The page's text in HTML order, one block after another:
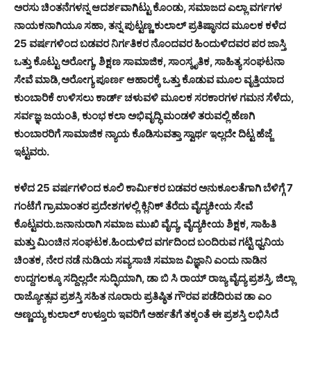
ಅರಸು ಚಿಂತನೆಗಳನ್ನ ಆದರ್ಶವಾಗಿಟ್ಟು ಕೊಂಡು, ಸಮಾಜದ ಎಲ್ಲಾ ವರ್ಗಗಳ
ನಾಯಕನಾಗಿಯೂ ಸಹಾ, ತನ್ನ ಪುಟ್ಟಣ್ಣ ಕುಲಾಲ್ ಪ್ರತಿಷ್ಠಾನದ ಮೂಲಕ ಕಳೆದ
25 ವರ್ಷಗಳಿಂದ ಬಡವರ ನಿರ್ಗತಿಕರ ನೊಂದವರ ಹಿಂದುಳಿದವರ ಪರ ಜಾಸ್ತಿ
ಒತ್ತು ಕೊಟ್ಟು ಅರೋಗ್ಯ, ಶಿಕ್ಷಣ ಸಾಮಾಜಿಕ, ಸಾಂಸ್ಕೃತಿಕ, ಸಾಹಿತ್ಯ ಸಂಘಟನಾ
ಸೇವೆ ಮಾಡಿ,ಅರೋಗ್ಯ ಪೂರ್ಣ ಆಹಾರಕ್ಕೆ ಒತ್ತು ಕೊಡುವ ಮೂಲ ವೃತ್ತಿಯಾದ
ಕುಂಬಾರಿಕೆ ಉಳಿಸಲು ಕಾರ್ಡ್ ಚಳುವಳಿ ಮೂಲಕ ಸರಕಾರಗಳ ಗಮನ ಸೆಳೆದು,
ಸರ್ವಜ್ಞ ಜಯಂತಿ, ಕುಂಭ ಕಲಾ ಅಭಿವೃದ್ಧಿ ಮಂಡಳಿ ತರುವಲ್ಲಿ ಹೆಣಗಿ
ಕುಂಬಾರರಿಗೆ ಸಾಮಾಜಿಕ ನ್ಯಾಯ ಕೊಡಿಸುವತ್ತಾ ಸ್ವಾರ್ಥ ಇಲ್ಲದೇ ದಿಟ್ಟ ಹೆಜ್ಜೆ
ಇಟ್ಟವರು.
ಕಳೆದ 25 ವರ್ಷಗಳಿಂದ ಕೂಲಿ ಕಾರ್ಮಿಕರ ಬಡವರ ಅನುಕೂಲತೆಗಾಗಿ ಬೆಳಿಗ್ಗೆ 7
ಗಂಟೆಗೆ ಗ್ರಾಮಾಂತರ ಪ್ರದೇಶಗಳಲ್ಲಿ ಕ್ಲಿನಿಕ್ ತೆರೆದು ವೈದ್ಯಕೀಯ ಸೇವೆ
ಕೊಟ್ಟವರು.ಜನಾನುರಾಗಿ ಸಮಾಜ ಮುಖಿ ವೈದ್ಯ, ವೈದ್ಯಕೀಯ ಶಿಕ್ಷಕ, ಸಾಹಿತಿ
ಮತ್ತು ಮಿಂಚಿನ ಸಂಘಟಕ.ಹಿಂದುಳಿದ ವರ್ಗದಿಂದ ಬಂದಿರುವ ಗಟ್ಟಿ ಧ್ವನಿಯ
ಚಿಂತಕ, ನೇರ ನಡೆ ನುಡಿಯ ಸವ್ಯಸಾಚಿ ಸಮಾಜ ವಿಜ್ಞಾನಿ ಎಂದು ನಾಡಿನ
ಉದ್ದಗಲಕ್ಕೂ ಸದ್ದಿಲ್ಲದೇ ಸುದ್ಫಿಯಾಗಿ, ಡಾ ಬಿ ಸಿ ರಾಯ್ ರಾಜ್ಯ ವೈದ್ಯ ಪ್ರಶಸ್ತಿ, ಜಿಲ್ಲಾ
ರಾಜ್ಯೋತ್ಸವ ಪ್ರಶಸ್ತಿ ಸಹಿತ ನೂರಾರು ಪ್ರತಿಷ್ಠಿತ ಗೌರವ ಪಡೆದಿರುವ ಡಾ ಎಂ
ಅಣ್ಣಯ್ಯ ಕುಲಾಲ್ ಉಳ್ತೂರು ಇವರಿಗೆ ಅರ್ಹತೆಗೆ ತಕ್ಕಂತೆ ಈ ಪ್ರಶಸ್ತಿ ಲಭಿಸಿದೆ